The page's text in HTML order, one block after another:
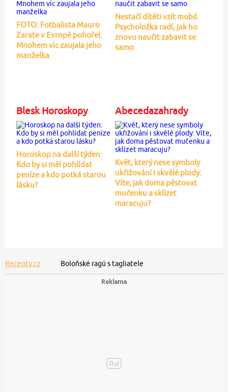
FOTO: Fotbalista Mauro
Zarate v Evropě pohořel.
Mnohem víc zaujala jeho
manželka
Nestačí dítěti vzít mobil.
Psycholožka radí, jak ho
znovu naučit zabavit se
samo
Blesk Horoskopy
Horoskop na další týden:
Kdo by si měl pohlídat
peníze a kdo potká starou
lásku?
Abecedazahrady
Květ, který nese symboly
ukřižování i skvělé plody:
Víte, jak doma pěstovat
mučenku a sklízet
maracuju?
Recepty.cz Boloňské ragú s tagliatele